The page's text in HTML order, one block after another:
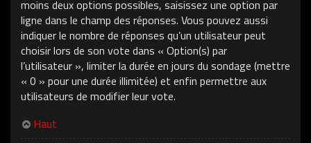
moins deux options possibles, saisissez une option par
ligne dans le champ des réponses. Vous pouvez aussi
indiquer le nombre de réponses qu’un utilisateur peut
choisir lors de son vote dans « Option(s) par
l’utilisateur », limiter la durée en jours du sondage (mettre
« 0 » pour une durée illimitée) et enfin permettre aux
utilisateurs de modifier leur vote.
Haut